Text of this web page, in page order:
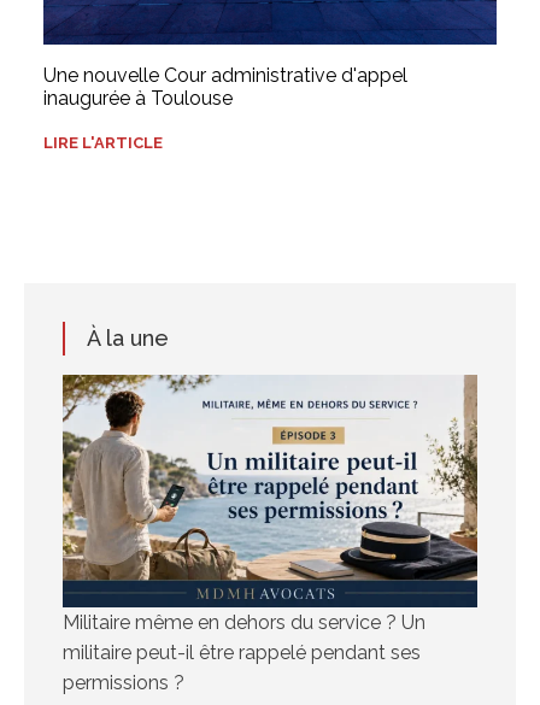
Une nouvelle Cour administrative d'appel
inaugurée à Toulouse
LIRE L'ARTICLE
À la une
Militaire même en dehors du service ? Un
militaire peut-il être rappelé pendant ses
permissions ?